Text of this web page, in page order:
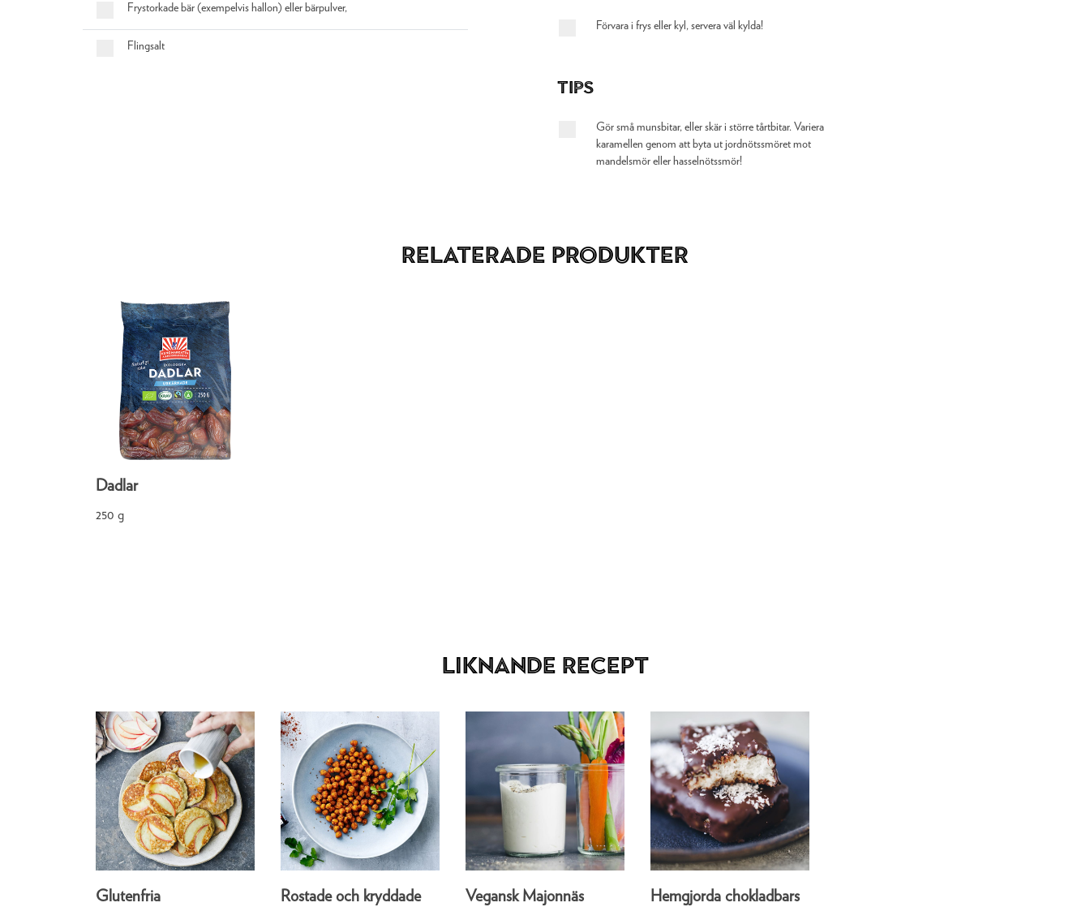
Frystorkade bär (exempelvis hallon) eller bärpulver,
Flingsalt
Förvara i frys eller kyl, servera väl kylda!
Tips
Gör små munsbitar, eller skär i större tårtbitar. Variera
karamellen genom att byta ut jordnötssmöret mot
mandelsmör eller hasselnötssmör!
Relaterade produkter
Dadlar
250 g
Liknande recept
Glutenfria Rostade och kryddade Vegansk Majonnäs Hemgjorda chokladbars